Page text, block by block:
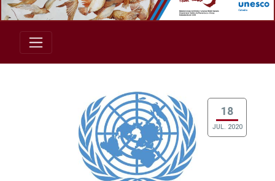
18
JUL. 2020